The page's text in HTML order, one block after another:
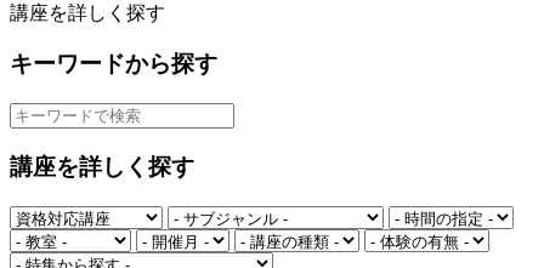
講座を詳しく探す
キーワードから探す
講座を詳しく探す